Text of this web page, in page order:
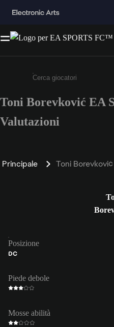
Inserisci un minimo
Toni Borevković EA
Valutazioni
Principale Toni Borevković
Posizione
DC
Piede debole
Mosse abilità